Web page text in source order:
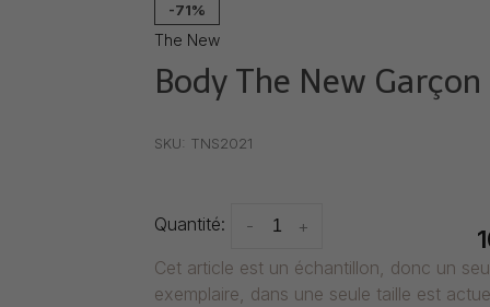
-71%
The New
Body The New Garçon
SKU: TNS2021
Quantité: +
-
Cet article est un échantillon, donc un
exemplaire, dans une seule taille est